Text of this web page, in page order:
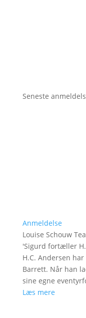
Seneste
Anmeldelse
Louise Schouw
'Sigurd fortæller
H.C. Andersen
Barrett. Når han
sine egne
Læs mere